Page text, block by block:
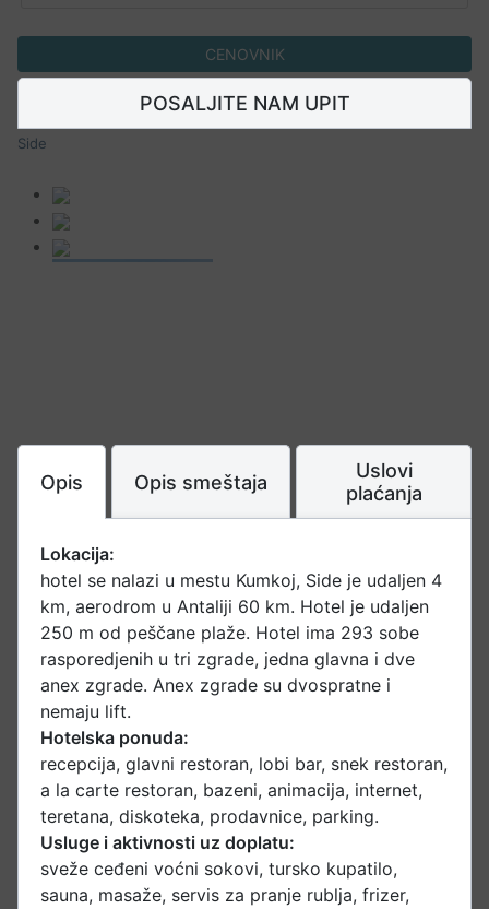
CENOVNIK
POSALJITE NAM UPIT
Side
Opis Opis smeštaja
Uslovi
plaćanja
Lokacija:
hotel se nalazi u mestu Kumkoj, Side je udaljen 4
km, aerodrom u Antaliji 60 km. Hotel je udaljen
250 m od peščane plaže. Hotel ima 293 sobe
rasporedjenih u tri zgrade, jedna glavna i dve
anex zgrade. Anex zgrade su dvospratne i
nemaju lift.
Hotelska ponuda:
recepcija, glavni restoran, lobi bar, snek restoran,
a la carte restoran, bazeni, animacija, internet,
teretana, diskoteka, prodavnice, parking.
Usluge i aktivnosti uz doplatu:
sveže ceđeni voćni sokovi, tursko kupatilo,
sauna, masaže, servis za pranje rublja, frizer,